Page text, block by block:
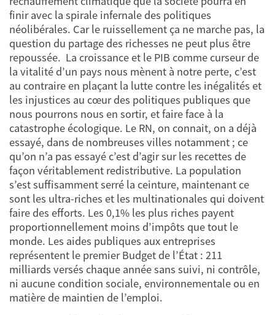
finir avec la spirale infernale des politiques
néolibérales. Car le ruissellement ça ne marche pas, la
question du partage des richesses ne peut plus être
repoussée. La croissance et le PIB comme curseur de
la vitalité d’un pays nous mènent à notre perte, c’est
au contraire en plaçant la lutte contre les inégalités et
les injustices au cœur des politiques publiques que
nous pourrons nous en sortir, et faire face à la
catastrophe écologique. Le RN, on connait, on a déjà
essayé, dans de nombreuses villes notamment ; ce
qu’on n’a pas essayé c’est d’agir sur les recettes de
façon véritablement redistributive. La population
s’est suffisamment serré la ceinture, maintenant ce
sont les ultra-riches et les multinationales qui doivent
faire des efforts. Les 0,1% les plus riches payent
proportionnellement moins d’impôts que tout le
monde. Les aides publiques aux entreprises
représentent le premier Budget de l’État : 211
milliards versés chaque année sans suivi, ni contrôle,
ni aucune condition sociale, environnementale ou en
matière de maintien de l’emploi.